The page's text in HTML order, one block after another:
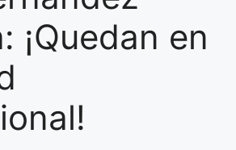
¡Quedan en